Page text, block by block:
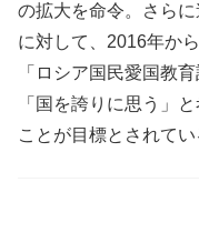
の拡大を命令。さら
に対して、2016年か
「ロシア国民愛国教
「国を誇りに思う」
ことが目標とされてい